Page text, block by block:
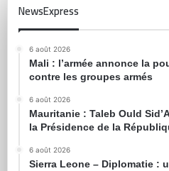
NewsExpress
6 août 2026
Mali : l’armée annonce la
contre les groupes armés
6 août 2026
Mauritanie : Taleb Ould
la Présidence de la
6 août 2026
Sierra Leone – Diplomatie :